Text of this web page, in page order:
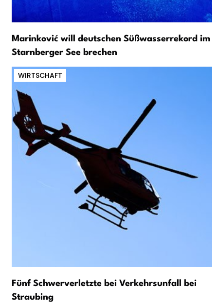
Marinković will deutschen Süßwasserrekord im
Starnberger See brechen
WIRTSCHAFT
Fünf Schwerverletzte bei Verkehrsunfall bei
Straubing